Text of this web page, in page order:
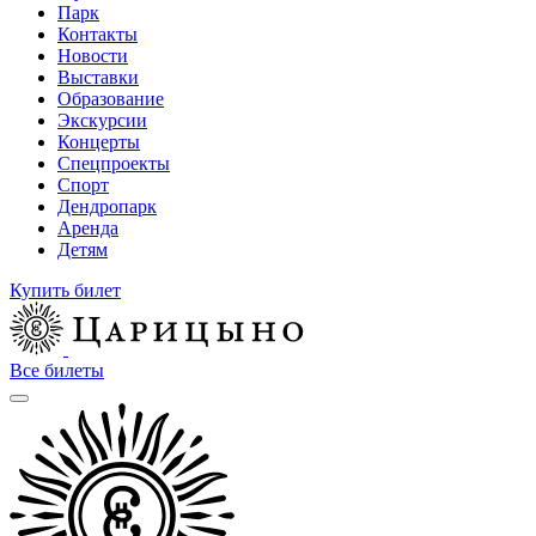
Парк
Контакты
Новости
Выставки
Образование
Экскурсии
Концерты
Спецпроекты
Спорт
Дендропарк
Аренда
Детям
Купить билет
Все билеты